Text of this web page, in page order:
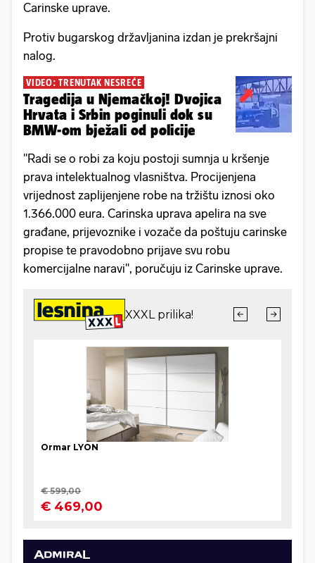
Carinske uprave.
Protiv bugarskog državljanina izdan je prekršajni
nalog.
VIDEO: TRENUTAK NESREĆE
Tragedija u Njemačkoj! Dvojica
Hrvata i Srbin poginuli dok su
BMW-om bježali od policije
"Radi se o robi za koju postoji sumnja u kršenje
prava intelektualnog vlasništva. Procijenjena
vrijednost zaplijenjene robe na tržištu iznosi oko
1.366.000 eura. Carinska uprava apelira na sve
građane, prijevoznike i vozače da poštuju carinske
propise te pravodobno prijave svu robu
komercijalne naravi", poručuju iz Carinske uprave.